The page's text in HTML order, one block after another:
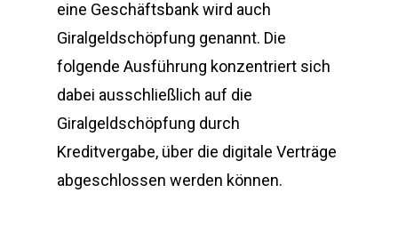
eine Geschäftsbank wird auch
Giralgeldschöpfung genannt. Die
folgende Ausführung konzentriert sich
dabei ausschließlich auf die
Giralgeldschöpfung durch
Kreditvergabe, über die digitale Verträge
abgeschlossen werden können.